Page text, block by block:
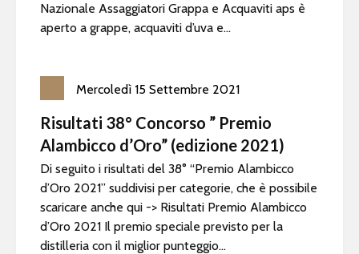
Nazionale Assaggiatori Grappa e Acquaviti aps è
aperto a grappe, acquaviti d’uva e...
Mercoledì 15 Settembre 2021
Risultati 38° Concorso ” Premio
Alambicco d’Oro” (edizione 2021)
Di seguito i risultati del 38° “Premio Alambicco
d’Oro 2021” suddivisi per categorie, che è possibile
scaricare anche qui -> Risultati Premio Alambicco
d’Oro 2021 Il premio speciale previsto per la
distilleria con il miglior punteggio...